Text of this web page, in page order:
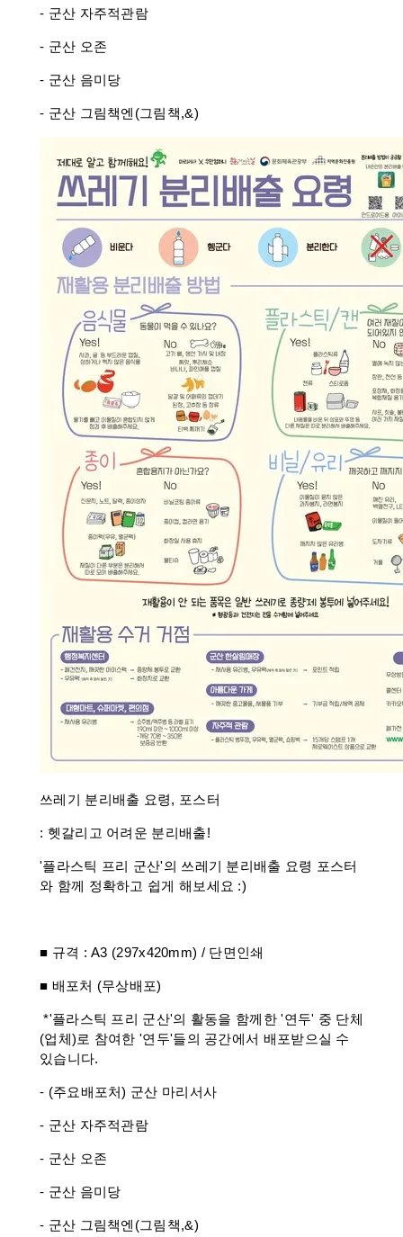
- 군산 자주적관람
- 군산 오존
- 군산 음미당
- 군산 그림책엔(그림책,&)
쓰레기 분리배출 요령, 포스터
: 헷갈리고 어려운 분리배출!
'플라스틱 프리 군산'의 쓰레기 분리배출 요령 포스터
와 함께 정확하고 쉽게 해보세요 :)
■ 규격 : A3 (297x420mm) / 단면인쇄
■ 배포처 (무상배포)
*'플라스틱 프리 군산'의 활동을 함께한 '연두' 중 단체
(업체)로 참여한 '연두'들의 공간에서 배포받으실 수
있습니다.
- (주요배포처) 군산 마리서사
- 군산 자주적관람
- 군산 오존
- 군산 음미당
- 군산 그림책엔(그림책,&)